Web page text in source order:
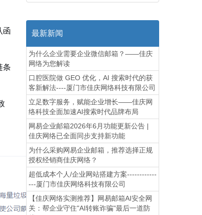
函
条
最新新闻
为什么企业需要企业微信邮箱？——佳庆
网络为您解读
口腔医院做 GEO 优化，AI 搜索时代的获
客新解法----厦门市佳庆网络科技有限公司
立足数字服务，赋能企业增长——佳庆网
络科技全面加速AI搜索时代品牌布局
网易企业邮箱2026年6月功能更新公告 |
佳庆网络已全面同步支持新功能
为什么采购网易企业邮箱，推荐选择正规
授权经销商佳庆网络？
超低成本个人/企业网站搭建方案------------
---厦门市佳庆网络科技有限公司
【佳庆网络实测推荐】网易邮箱AI安全网
关：帮企业守住"AI转账诈骗"最后一道防